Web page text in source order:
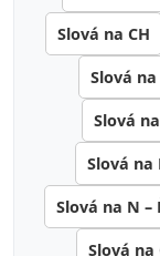
Slová na CH
Slová na
Slová
Slová na
Slová na N –
Slová na